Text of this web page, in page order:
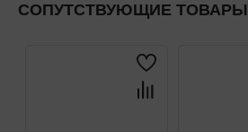
СОПУТСТВУЮЩИЕ ТОВАРЫ